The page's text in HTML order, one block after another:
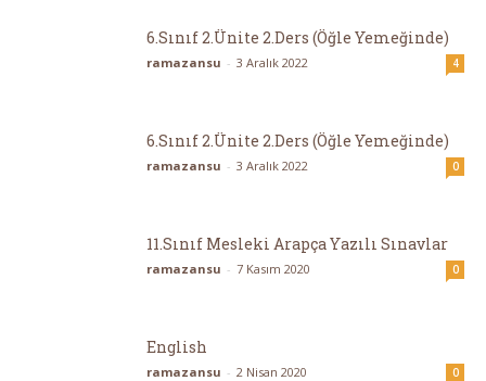
6.Sınıf 2.Ünite 2.Ders (Öğle Yemeğinde)
ramazansu - 3 Aralık 2022 4
6.Sınıf 2.Ünite 2.Ders (Öğle Yemeğinde)
ramazansu - 3 Aralık 2022 0
11.Sınıf Mesleki Arapça Yazılı Sınavlar
ramazansu - 7 Kasım 2020 0
English
ramazansu - 2 Nisan 2020 0